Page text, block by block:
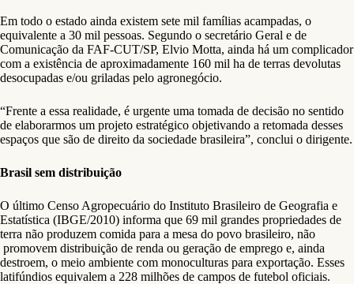
Em todo o estado ainda existem sete mil famílias acampadas, o
equivalente a 30 mil pessoas. Segundo o secretário Geral e de
Comunicação da FAF-CUT/SP, Elvio Motta, ainda há um complicador
com a existência de aproximadamente 160 mil ha de terras devolutas
desocupadas e/ou griladas pelo agronegócio.
“Frente a essa realidade, é urgente uma tomada de decisão no sentido
de elaborarmos um projeto estratégico objetivando a retomada desses
espaços que são de direito da sociedade brasileira”, conclui o dirigente.
Brasil sem distribuição
O último Censo Agropecuário do Instituto Brasileiro de Geografia e
Estatística (IBGE/2010) informa que 69 mil grandes propriedades de
terra não produzem comida para a mesa do povo brasileiro, não
promovem distribuição de renda ou geração de emprego e, ainda
destroem, o meio ambiente com monoculturas para exportação. Esses
latifúndios equivalem a 228 milhões de campos de futebol oficiais.